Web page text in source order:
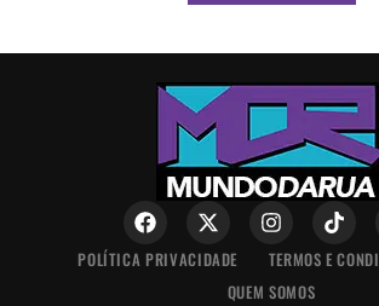
POLÍTICA PRIVACIDADE
TERMOS E
QUEM SOMOS